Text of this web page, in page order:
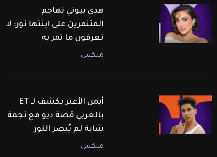
هدى بيوتي تهاجم
المتنمرين على ابنتها نور: لا
تعرفون ما تمر به
ميكس
أيمن الأعتر يكشف لـ ET
بالعربي قصة ديو مع نجمة
شابة لم يُبصر النور
ميكس